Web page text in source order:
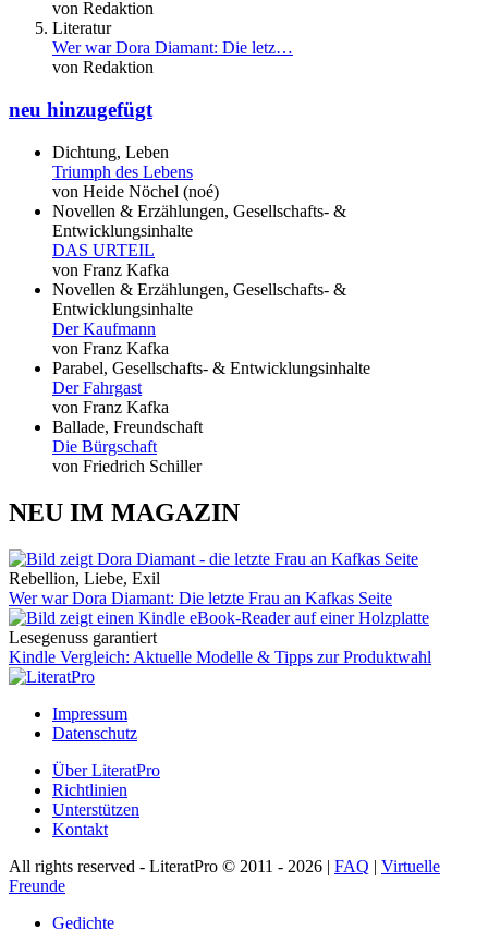
von Redaktion
Literatur
Wer war Dora Diamant: Die letz…
von Redaktion
neu hinzugefügt
Dichtung, Leben
Triumph des Lebens
von Heide Nöchel (noé)
Novellen & Erzählungen, Gesellschafts- &
Entwicklungsinhalte
DAS URTEIL
von Franz Kafka
Novellen & Erzählungen, Gesellschafts- &
Entwicklungsinhalte
Der Kaufmann
von Franz Kafka
Parabel, Gesellschafts- & Entwicklungsinhalte
Der Fahrgast
von Franz Kafka
Ballade, Freundschaft
Die Bürgschaft
von Friedrich Schiller
NEU IM MAGAZIN
Rebellion, Liebe, Exil
Wer war Dora Diamant: Die letzte Frau an Kafkas Seite
Lesegenuss garantiert
Kindle Vergleich: Aktuelle Modelle & Tipps zur Produktwahl
Impressum
Datenschutz
Über LiteratPro
Richtlinien
Unterstützen
Kontakt
All rights reserved - LiteratPro © 2011 - 2026 | FAQ | Virtuelle
Freunde
Gedichte